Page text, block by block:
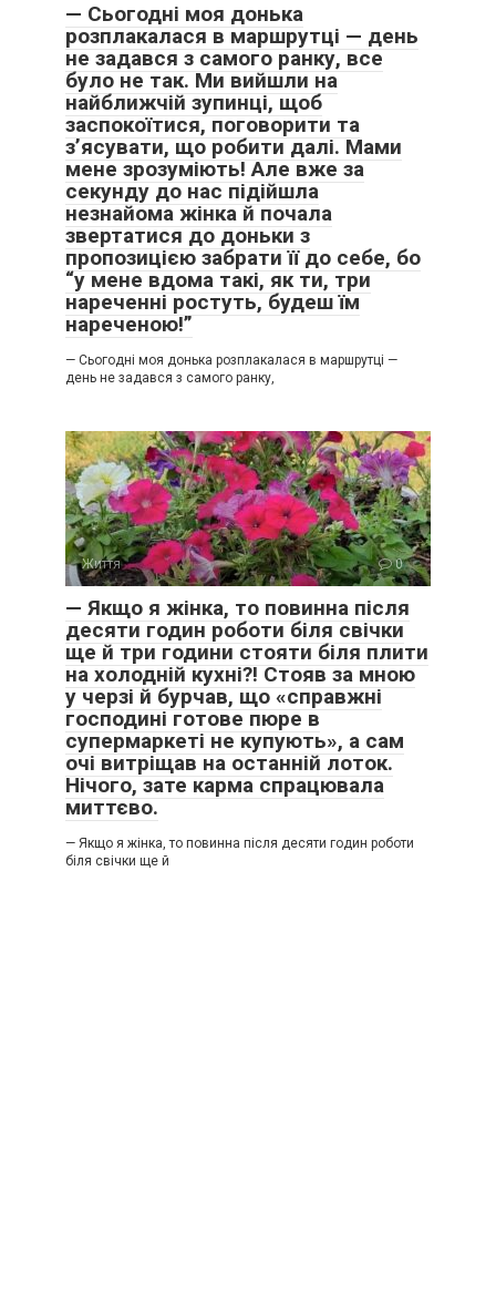
— Сьогодні моя донька
розплакалася в маршрутці — день
не задався з самого ранку, все
було не так. Ми вийшли на
найближчій зупинці, щоб
заспокоїтися, поговорити та
з’ясувати, що робити далі. Мами
мене зрозуміють! Але вже за
секунду до нас підійшла
незнайома жінка й почала
звертатися до доньки з
пропозицією забрати її до себе, бо
“у мене вдома такі, як ти, три
нареченні ростуть, будеш їм
нареченою!”
— Сьогодні моя донька розплакалася в маршрутці —
день не задався з самого ранку,
Життя 0
— Якщо я жінка, то повинна після
десяти годин роботи біля свічки
ще й три години стояти біля плити
на холодній кухні?! Стояв за мною
у черзі й бурчав, що «справжні
господині готове пюре в
супермаркеті не купують», а сам
очі витріщав на останній лоток.
Нічого, зате карма спрацювала
миттєво.
— Якщо я жінка, то повинна після десяти годин роботи
біля свічки ще й